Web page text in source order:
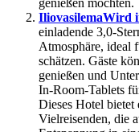
genießen möchten.
IliovasilemaWird
einladende 3,0-
Atmosphäre, ideal
schätzen. Gäste
genießen und
In-Room-Tablets
Dieses Hotel bietet
Vielreisenden, die